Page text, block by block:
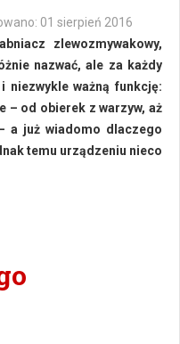
01 sierpień 2016
zlewozmywakowy,
nazwać, ale za każdy
niezwykle ważną funkcję:
– od obierek z warzyw, aż
a już wiadomo dlaczego
temu urządzeniu nieco